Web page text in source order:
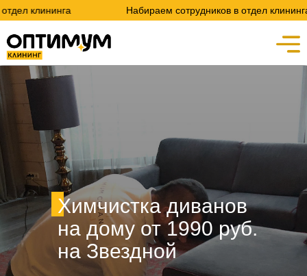
Набираем сотрудников в отдел клининга
Химчистка диванов
на дому от 1990 руб.
на Звездной